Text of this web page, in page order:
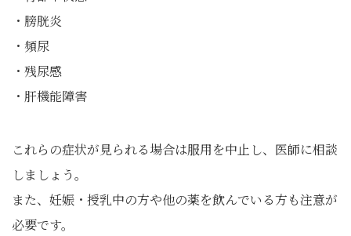
・膀胱炎
・頻尿
・残尿感
・肝機能障害
これらの症状が見られる場合は服用を中止し、医師に相談
しましょう。
また、妊娠・授乳中の方や他の薬を飲んでいる方も注意が
必要です。